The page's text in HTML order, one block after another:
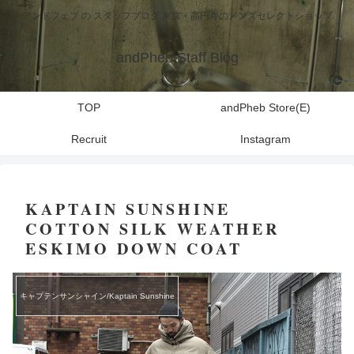
アンドフェブ の スタッフブログ 東京・高円寺のメンズセレクトショップ
andPheb Staff Blog
TOP andPheb Store(E)
Recruit Instagram
KAPTAIN SUNSHINE
COTTON SILK WEATHER
ESKIMO DOWN COAT
キャプテンサンシャイン/Kaptain Sunshine